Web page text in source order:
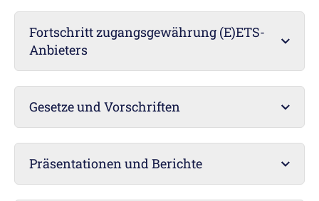
Fortschritt zugangsgewährung (E)ETS-
Anbieters
Gesetze und Vorschriften
Präsentationen und Berichte